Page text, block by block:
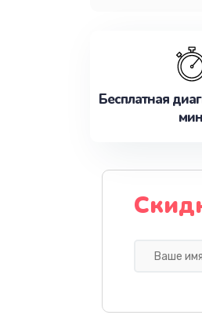
Бесплатная